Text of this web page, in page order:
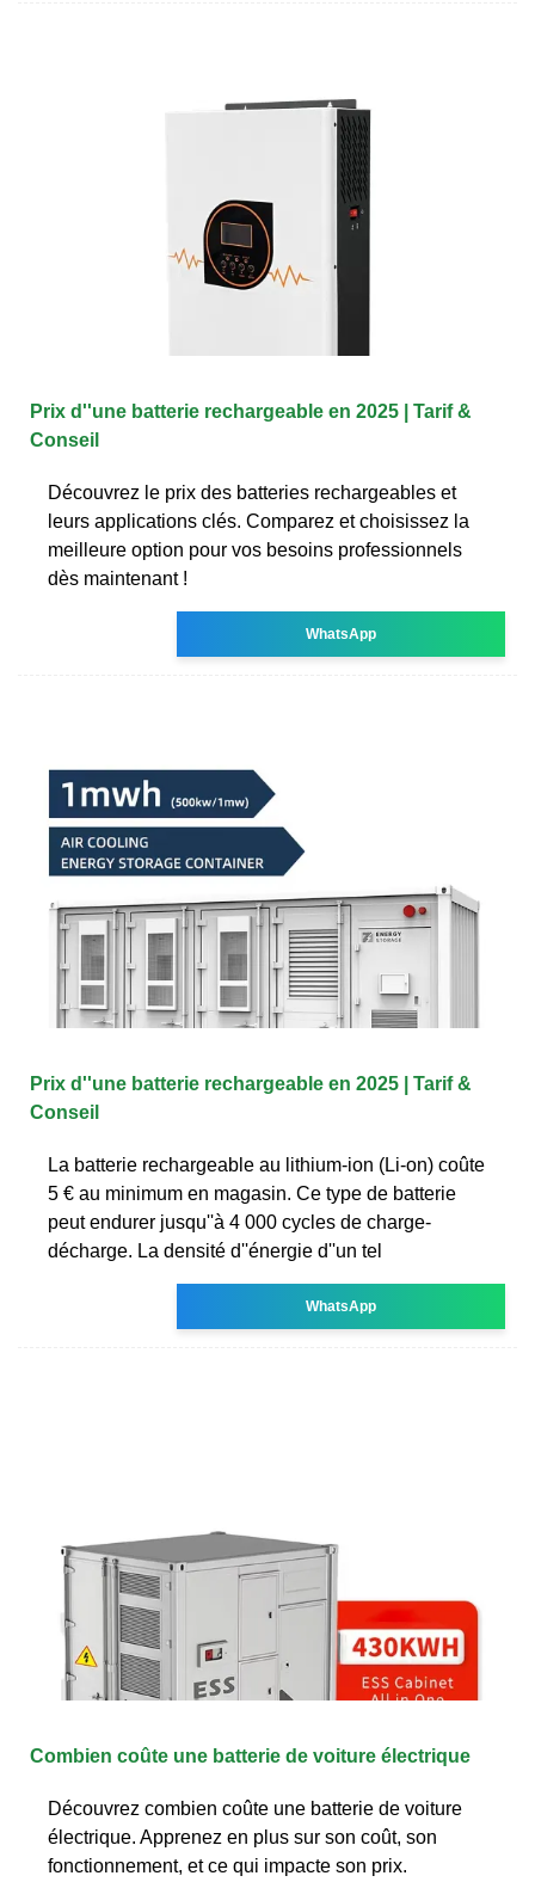
Prix d''une batterie rechargeable en 2025 | Tarif &
Conseil
Découvrez le prix des batteries rechargeables et
leurs applications clés. Comparez et choisissez la
meilleure option pour vos besoins professionnels
dès maintenant !
WhatsApp
Prix d''une batterie rechargeable en 2025 | Tarif &
Conseil
La batterie rechargeable au lithium-ion (Li-on) coûte
5 € au minimum en magasin. Ce type de batterie
peut endurer jusqu''à 4 000 cycles de charge-
décharge. La densité d''énergie d''un tel
WhatsApp
Combien coûte une batterie de voiture électrique
Découvrez combien coûte une batterie de voiture
électrique. Apprenez en plus sur son coût, son
fonctionnement, et ce qui impacte son prix.